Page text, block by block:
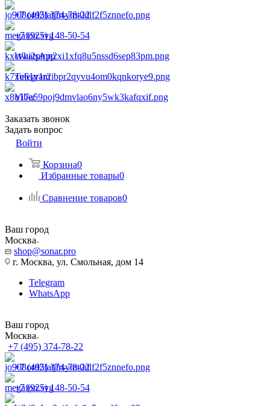
+7 (495) 374-78-22
+7 (925) 148-50-54
WhatsApp
Telegram
Viber
Заказать звонок
Задать вопрос
Войти
Корзина0
Избранные товары0
Сравнение товаров0
Ваш город
Москва
shop@sonar.pro
г. Москва, ул. Смольная, дом 14
Telegram
WhatsApp
Ваш город
Москва
+7 (495) 374-78-22
+7 (495) 374-78-22
+7 (925) 148-50-54